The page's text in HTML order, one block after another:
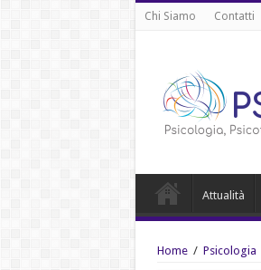
Chi Siamo Contatti
Attualità
Home / Psicologia